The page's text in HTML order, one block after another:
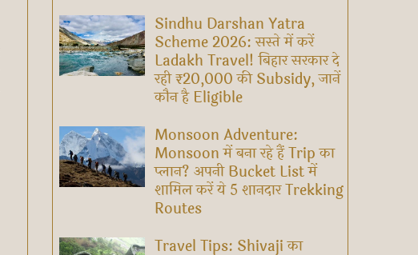
Sindhu Darshan Yatra
Scheme 2026: सस्ते में करें
Ladakh Travel! बिहार सरकार दे
रही ₹20,000 की Subsidy, जानें
कौन है Eligible
Monsoon Adventure:
Monsoon में बना रहे हैं Trip का
प्लान? अपनी Bucket List में
शामिल करें ये 5 शानदार Trekking
Routes
Travel Tips: Shivaji का